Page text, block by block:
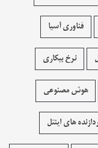
فناوری آسیا
نرخ بیکاری
هوش مصنوعی
های اینتل